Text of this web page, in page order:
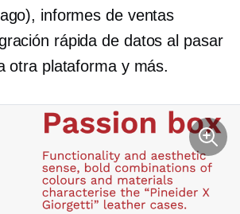
informes de ventas
rápida de datos al pasar
otra plataforma y más.